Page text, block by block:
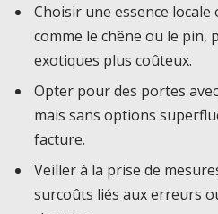
Choisir une essence
comme le chêne ou le pin,
exotiques plus coûteux.
Opter pour des portes
mais sans options
facture.
Veiller à la prise de
surcoûts liés aux erreurs